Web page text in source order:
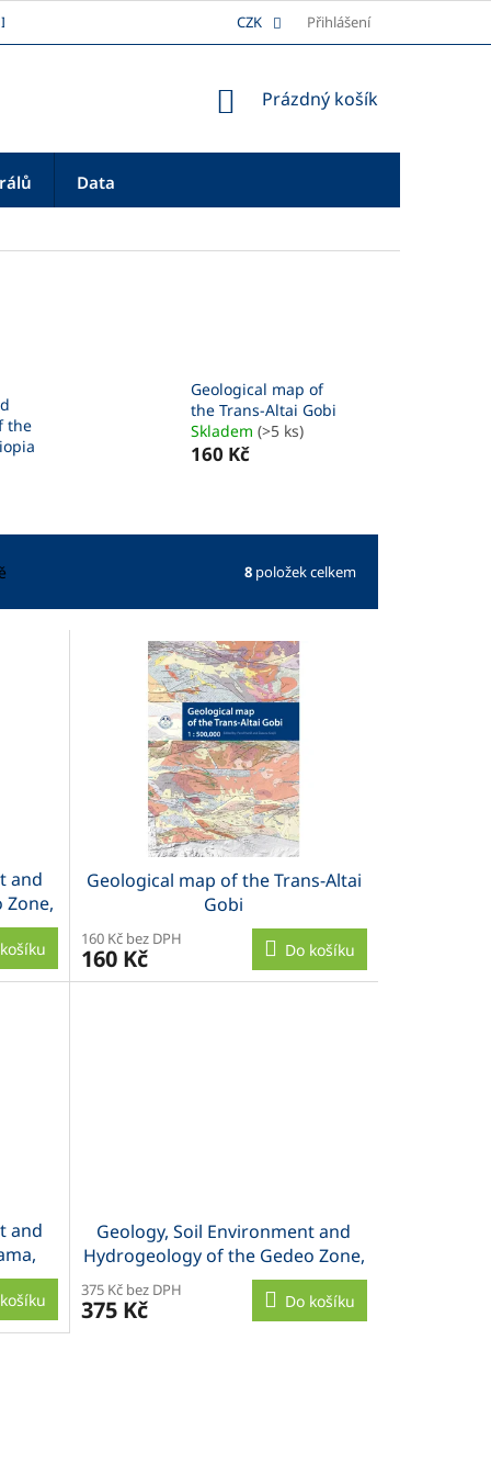
REKLAMAČNÍ ŘÁD PLATBA
CZK Přihlášení
NÁKUPNÍ
Prázdný košík
Data
the
Geological map of
the Trans-Altai Gobi
Skladem (>5 ks)
160 Kč
8 položek celkem
and
Zone,
Geological map of the Trans-Altai
Gobi
160 Kč bez DPH
160 Kč Do košíku
and
Geology, Soil Environment and
Hydrogeology of the Gedeo Zone,
Ethiopia
375 Kč bez DPH
375 Kč Do košíku